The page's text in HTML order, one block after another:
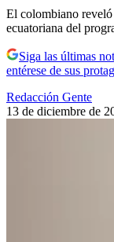
El colombiano
ecuatoriana del
Siga las últimas
entérese de sus
Redacción Gente
13 de diciembre de